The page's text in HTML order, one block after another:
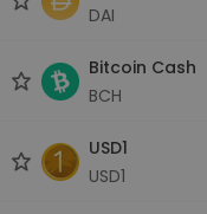
DAI
Bitcoin Cash
BCH
USD1
USD1